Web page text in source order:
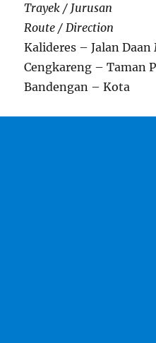
Trayek / Jurusan
Route / Direction
Kalideres – Jalan
Cengkareng – Taman
Bandengan – Kota